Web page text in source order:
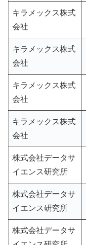
キラメックス株式
会社
キラメックス株式
会社
キラメックス株式
会社
キラメックス株式
会社
株式会社データサ
イエンス研究所
株式会社データサ
イエンス研究所
株式会社データサ